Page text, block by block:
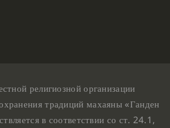
религиозной организации
традиций махаяны «Ганден
в соответствии со ст. 24.1,